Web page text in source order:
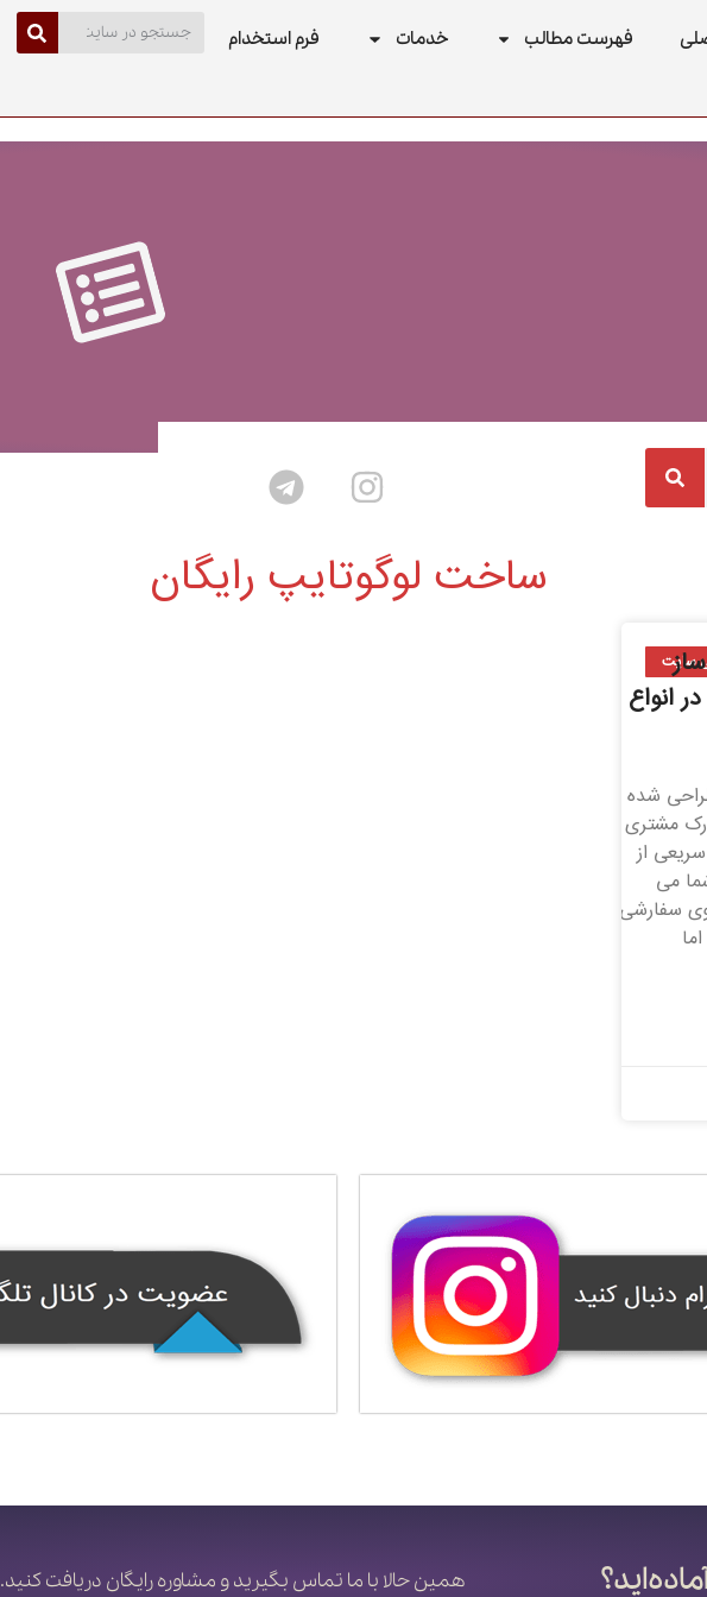
فهرست مطالب خدمات فرم استخدام
ساخت لوگوتایپ رایگان
سایت
ساز
انواع
شده
مشتری
از
می
سفارشی
همین حالا با ما تماس بگیرید و مشاوره رایگان دریافت کنید.